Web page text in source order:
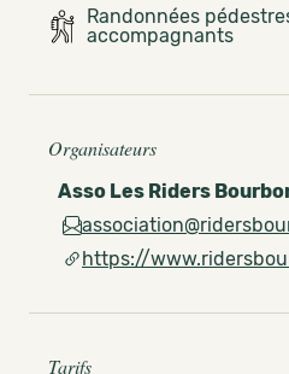
Randonnées
accompagnants
Organisateurs
Asso Les Riders
https://
Tarifs